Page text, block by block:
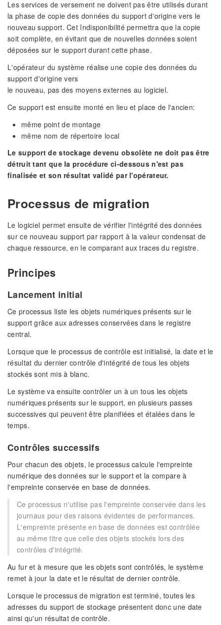
Les services de versement ne doivent pas être utilisés durant
la phase de copie des données du support d'origine vers le
nouveau support. Cet îndisponibilité permettra que la copie
soit complète, en évitant que de nouvelles données soient
déposées sur le support durant cette phase.
L'opérateur du système réalise une copie des données du
support d'origine vers
le nouveau, pas des moyens externes au logiciel.
Ce support est ensuite monté en lieu et place de l'ancien:
même point de montage
même nom de répertoire local
Le support de stockage devenu obsolète ne doit pas être
détruit tant que la procédure ci-dessous n'est pas
finalisée et son résultat validé par l'opérateur.
Processus de migration
Le logiciel permet ensuite de vérifier l'intégrité des données
sur ce nouveau support par rapport à la valeur condensat de
chaque ressource, en le comparant aux traces du registre.
Principes
Lancement initial
Ce processus liste les objets numériques présents sur le
support grâce aux adresses conservées dans le registre
central.
Lorsque que le processus de contrôle est initialisé, la date et le
résultat du dernier contrôle d'intégrité de tous les objets
stockés sont mis à blanc.
Le système va ensuite contrôler un à un tous les objets
numériques présents sur le support, en plusieurs passes
successives qui peuvent être planifiées et étalées dans le
temps.
Contrôles successifs
Pour chacun des objets, le processus calcule l'empreinte
numérique des données sur le support et la compare à
l'empreinte conservée en base de données.
Ce processus n'utilise pas l'empreinte conservée dans les
journaux pour des raisons évidentes de performances.
L'empreinte présente en base de données est contrôlée
au même titre que celle des objets stockés lors des
contrôles d'intégrité.
Au fur et à mesure que les objets sont contrôlés, le système
remet à jour la date et le résultat de dernier contrôle.
Lorsque le processus de migration est terminé, toutes les
adresses du support de stockage présentent donc une date
ainsi qu'un résultat de contrôle.